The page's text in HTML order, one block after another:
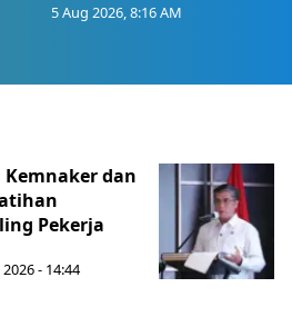
5 Aug 2026, 8:16 AM
Kemnaker dan
Pekerja
- 14:44